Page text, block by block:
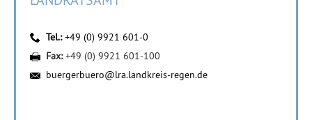
Tel.:+49 (0) 9921 601-0
Fax:+49 (0) 9921 601-100
buergerbuero@lra.landkreis-regen.de